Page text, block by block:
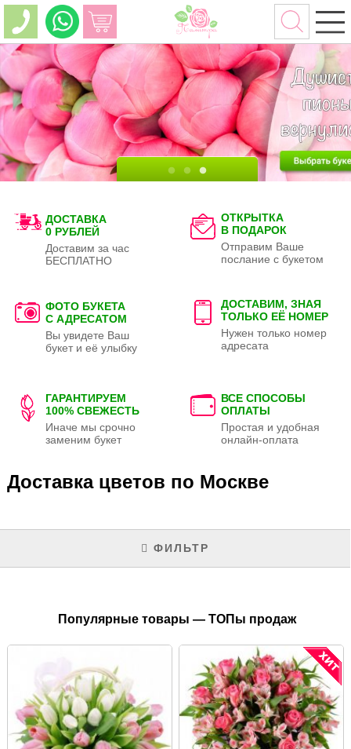
ДОСТАВКА
0 РУБЛЕЙ
Доставим за час
БЕСПЛАТНО
ОТКРЫТКА
В ПОДАРОК
Отправим Ваше
послание с букетом
ФОТО БУКЕТА
С АДРЕСАТОМ
Вы увидете Ваш
букет и её улыбку
ДОСТАВИМ, ЗНАЯ
ТОЛЬКО ЕЁ НОМЕР
Нужен только номер
адресата
ГАРАНТИРУЕМ
100% СВЕЖЕСТЬ
Иначе мы срочно
заменим букет
ВСЕ СПОСОБЫ
ОПЛАТЫ
Простая и удобная
онлайн-оплата
Доставка цветов по Москве
ФИЛЬТР
Популярные товары — ТОПы продаж